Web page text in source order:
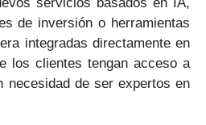
de inversión o herramientas
integradas directamente en
los clientes tengan acceso a
necesidad de ser expertos en